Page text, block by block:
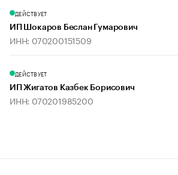
ДЕЙСТВУЕТ
ИП Шокаров Беслан Гумарович
ИНН: 070200151509
ДЕЙСТВУЕТ
ИП Жигатов Казбек Борисович
ИНН: 070201985200